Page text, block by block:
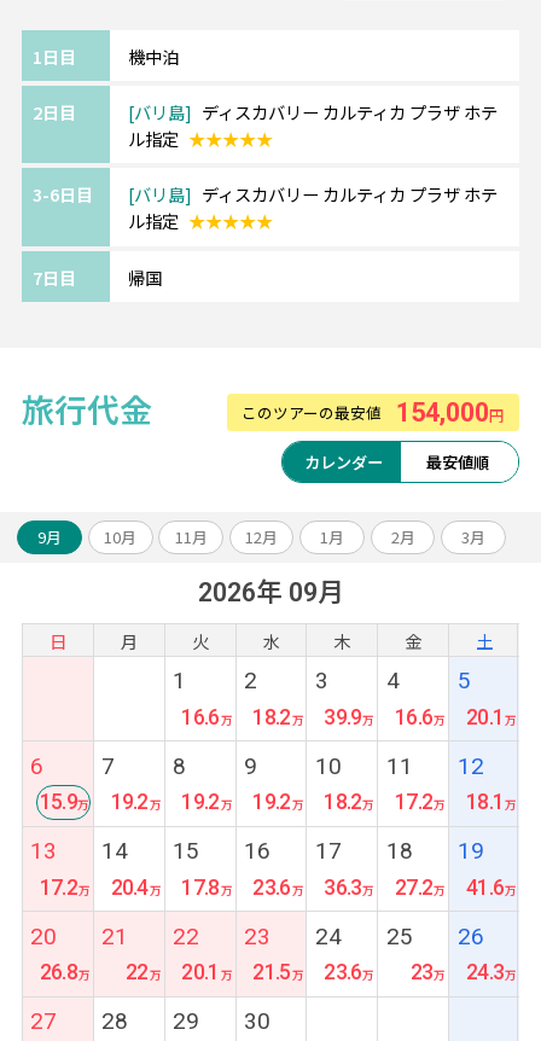
■ディスカバリー カルティカ プラザ ホテル
ン抜群！
敷地内にはガーデン、目の前にはビーチが広
※部屋カテゴリーのアレンジも可能です。
ル10大特典付き
2.お得なレートで両替
4.観光時のサロンレンタル
5.LINEで現地日本語対応 など
1日目 機中泊
2日目 バリ島
ディスカバリー カルティカ プラザ ホテ
ル指定 ★★★★★
3-6日目 バリ島
ディスカバリー カルティカ プラザ ホテ
ル指定 ★★★★★
7日目 帰国
旅行代金 このツアーの最安値 154,000円
カレンダー 最安値順
9月 10月 11月 12月 1月 2月 3月
2026年 09月
日 月 火 水 木 金 土
1
16.6
2
18.2
3
39.9
4
16.6
5
20.1
6
15.9
7
19.2
8
19.2
9
19.2
10
18.2
11
17.2
12
18.1
13
17.2
14
20.4
15
17.8
16
23.6
17
36.3
18
27.2
19
41.6
20
26.8
21
22
22
20.1
23
21.5
24
23.6
25
23
26
24.3
27 28 29 30